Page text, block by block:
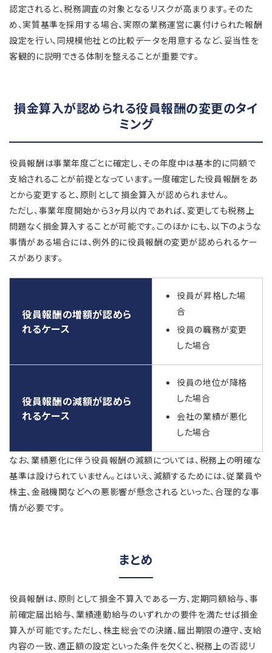
認定されると、税務調査の対象となるリスクが高まります。そのた
め、実質基準を採用する場合、実際の業務運営に裏付けられた報酬
設定を行い、同規模他社との比較データを用意するなど、妥当性を
客観的に説明できる体制を整えることが重要です。
損金算入が認められる役員報酬の変更のタイ
ミング
役員報酬は事業年度ごとに確定し、その年度中は基本的に同額で
支給されることが前提となっています。一度確定した役員報酬をあ
とから変更すると、原則として損金算入が認められません。
ただし、事業年度開始から3ヶ月以内であれば、変更しても税務上
問題なく損金算入することが可能です。このほかにも、以下のような
事情がある場合には、例外的に役員報酬の変更が認められるケー
スがあります。
役員報酬の増額が認めら
れるケース
役員が昇格した場
合
役員の職務が変更
した場合
役員報酬の減額が認めら
れるケース
役員の地位が降格
した場合
会社の業績が悪化
した場合
なお、業績悪化に伴う役員報酬の減額については、税務上の明確な
基準は設けられていません。とはいえ、減額するためには、従業員や
株主、金融機関などへの悪影響が懸念されるといった、合理的な事
情が必要です。
まとめ
役員報酬は、原則として損金不算入である一方、定期同額給与、事
前確定届出給与、業績連動給与のいずれかの要件を満たせば損金
算入が可能です。ただし、株主総会での決議、届出期限の遵守、支給
内容の一致、適正額の設定といった条件を欠くと、税務上の否認リ